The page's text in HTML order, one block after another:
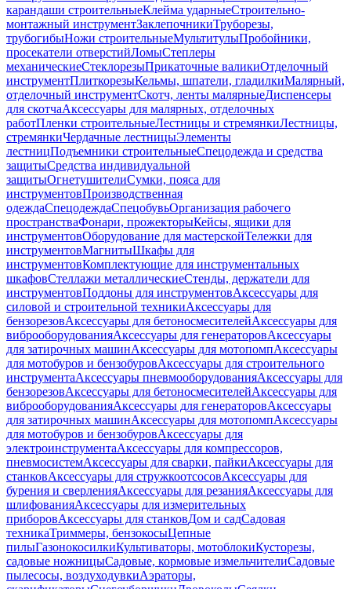
карандаши строительныеКлейма ударныеСтроительно-
монтажный инструментЗаклепочникиТруборезы,
трубогибыНожи строительныеМультитулыПробойники,
просекатели отверстийЛомыСтеплеры
механическиеСтеклорезыПрикаточные валикиОтделочный
инструментПлиткорезыКельмы, шпатели, гладилкиМалярный,
отделочный инструментСкотч, ленты малярныеДиспенсеры
для скотчаАксессуары для малярных, отделочных
работПленки строительныеЛестницы и стремянкиЛестницы,
стремянкиЧердачные лестницыЭлементы
лестницПодъемники строительныеСпецодежда и средства
защитыСредства индивидуальной
защитыОгнетушителиСумки, пояса для
инструментовПроизводственная
одеждаСпецодеждаСпецобувьОрганизация рабочего
пространстваФонари, прожекторыКейсы, ящики для
инструментовОборудование для мастерскойТележки для
инструментовМагнитыШкафы для
инструментовКомплектующие для инструментальных
шкафовСтеллажи металлическиеСтенды, держатели для
инструментовПоддоны для инструментовАксессуары для
силовой и строительной техникиАксессуары для
бензорезовАксессуары для бетоносмесителейАксессуары для
виброоборудованияАксессуары для генераторовАксессуары
для затирочных машинАксессуары для мотопомпАксессуары
для мотобуров и бензобуровАксессуары для строительного
инструментаАксессуары пневмооборудованияАксессуары для
бензорезовАксессуары для бетоносмесителейАксессуары для
виброоборудованияАксессуары для генераторовАксессуары
для затирочных машинАксессуары для мотопомпАксессуары
для мотобуров и бензобуровАксессуары для
электроинструментаАксессуары для компрессоров,
пневмосистемАксессуары для сварки, пайкиАксессуары для
станковАксессуары для стружкоотсосовАксессуары для
бурения и сверленияАксессуары для резанияАксессуары для
шлифованияАксессуары для измерительных
приборовАксессуары для станковДом и садСадовая
техникаТриммеры, бензокосыЦепные
пилыГазонокосилкиКультиваторы, мотоблокиКусторезы,
садовые ножницыСадовые, кормовые измельчителиСадовые
пылесосы, воздуходувкиАэраторы,